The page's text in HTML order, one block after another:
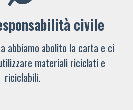
civile
abbiamo abolito la carta e ci
materiali riciclati e
riciclabili.